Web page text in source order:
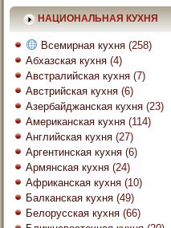
НАЦИОНАЛЬНАЯ КУХНЯ
Всемирная кухня (258)
Абхазская кухня (4)
Австралийская кухня (7)
Австрийская кухня (6)
Азербайджанская кухня (23)
Американская кухня (114)
Английская кухня (27)
Аргентинская кухня (6)
Армянская кухня (24)
Африканская кухня (10)
Балканская кухня (49)
Белорусская кухня (66)